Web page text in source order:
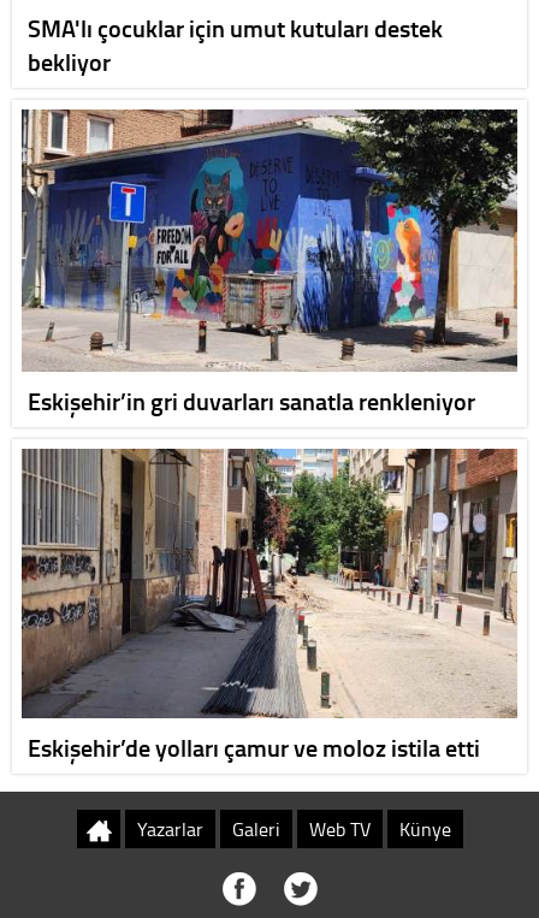
SMA'lı çocuklar için umut kutuları destek
bekliyor
Eskişehir’in gri duvarları sanatla renkleniyor
Eskişehir’de yolları çamur ve moloz istila etti
Yazarlar Galeri Web TV Künye